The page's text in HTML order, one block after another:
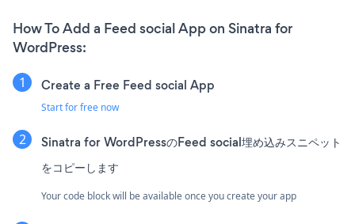
How To Add a Feed social App on Sinatra for
WordPress:
Create a Free Feed social App
Start for free now
Sinatra for WordPressのFeed social埋め込みスニペット
をコピーします
Your code block will be available once you create your app